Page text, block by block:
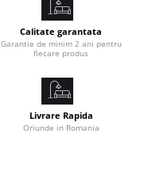
Calitate garantata
Garantie de minim 2 ani pentru
fiecare produs
Livrare Rapida
Oriunde in Romania